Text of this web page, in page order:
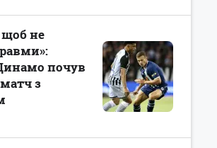
щоб не
почув
з